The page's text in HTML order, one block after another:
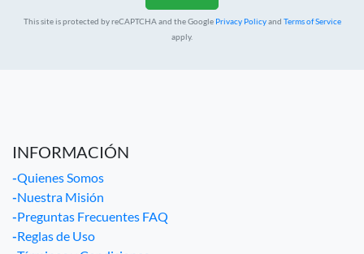
This site is protected by reCAPTCHA and the Google Privacy Policyand Terms of Service
apply.
INFORMACIÓN
-Quienes Somos
-Nuestra Misión
-Preguntas Frecuentes FAQ
-Reglas de Uso